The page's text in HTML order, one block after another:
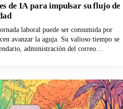
de IA para impulsar su flujo de
laboral puede ser consumida por
avanzar la aguja. Su valioso tiempo se
administración del correo
que pueden recuperar las horas perdidas!